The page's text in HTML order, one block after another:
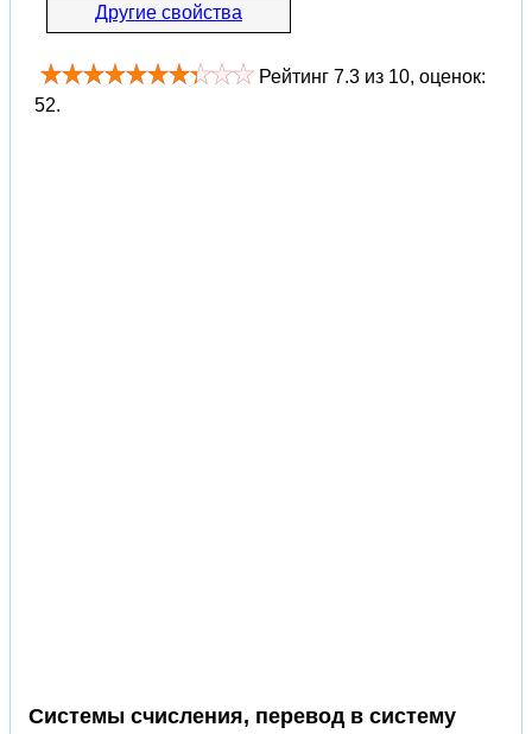
Другие свойства
Рейтинг 7.3 из 10, оценок:
52.
Системы счисления, перевод в систему